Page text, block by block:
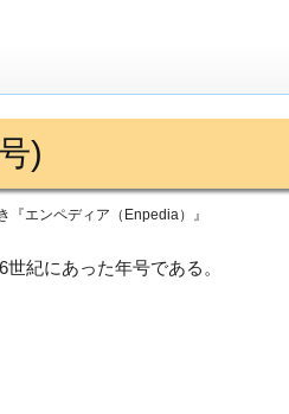
)
『エンペディア（Enpedia）』
世紀にあった年号である。